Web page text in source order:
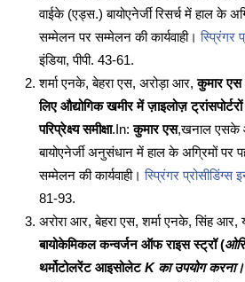
वाईके (एड्स.) बायोएनेर्जी रिसर्च में हाल के
सम्मेलन पर सम्मेलन की कार्यवाही।स्प्रिंगर
इंडिया, पीपी. 43-61.
शर्मा एनके, बेहरा एस, अरोड़ा आर,कुमार एस
लिए औद्योगिक खमीर में ज़ाइलोज़
परिप्रेक्ष्य समीक्षा.In:कुमार एस,खनाल एसके
बायोएनेर्जी अनुसंधान में हाल के अग्रिमों पर
सम्मेलन की कार्यवाही।स्प्रिंगर प्रोसीडिंग्स
81-93.
अरोरा आर, बेहरा एस, शर्मा एनके, सिंह आर,
बायोकेमिकल कन्वर्जन ऑफ राइस स्ट्रॉ (
थर्मोटोलरेंट आइसोलेटK का उपयोग करना।